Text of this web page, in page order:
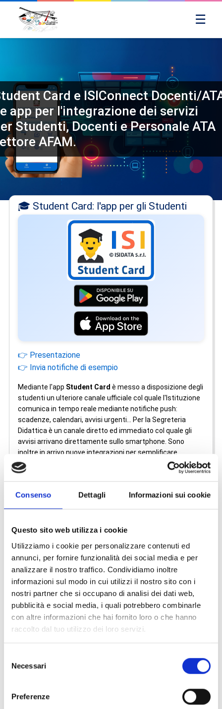
Consenso Dettagli Informazioni sui cookie
Questo sito web utilizza i cookie
Utilizziamo i cookie per personalizzare contenuti ed
annunci, per fornire funzionalità dei social media e per
analizzare il nostro traffico. Condividiamo inoltre
informazioni sul modo in cui utilizzi il nostro sito con i
nostri partner che si occupano di analisi dei dati web,
pubblicità e social media, i quali potrebbero combinarle
con altre informazioni che hai fornito loro o che hanno
raccolto dal tuo utilizzo dei loro servizi.
delNecessari
Preferenze
☰
Card e ISIConnect Docenti/
app per l'integrazione dei servizi
Studenti, Docenti e Personale ATA
AFAM.
🎓 Student Card: l'app per gli Studenti
👉 Presentazione
👉 Invia notifiche di esempio
Mediante l'app Student Card è messo a disposizione degli
studenti un ulteriore canale ufficiale col quale l'Istituzione
comunica in tempo reale mediante notifiche push:
scadenze, calendari, avvisi urgenti... Per la Segreteria
Didattica è un canale diretto ed immediato col quale gli
avvisi arrivano direttamente sullo smartphone. Sono
inoltre in arrivo nuove integrazioni per semplificare
processi e servizi specifici dell'attività didattica. Scegli
Student Card ISIDATA come canale privilegiato verso gli
✅ È integrato un tesserino digitale identificativo con i dati
principali dell'iscrizione e relativo QR code.
studente con la possibilità di interagire con l'Istituzione di
Didattica eventuali documenti o file richiesti.
✅ Nell'app si può navigare nella versione mobile del portale
web ISIDATA per gli studenti avendo quindi a portata di
mano tutte le annesse funzioni: registrazione esami,
prenotazione esami, generazione IUV PagoPA, pagamento
tasse ecc.
✅ L'app mette a disposizione anche un QR reader
integrato di volta in volta con nuove funzioni come, ad
l'aggiunta di funzionalità specifiche come l'accettazione
registrazione delle presenze di un allievo.